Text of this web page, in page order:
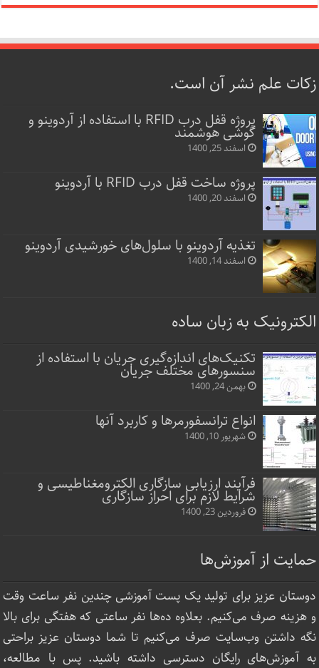
زکات علم نشر آن است.
پروژه قفل‌ درب RFID با استفاده از آردوینو و
گوشی هوشمند
اسفند 25, 1400
پروژه ساخت قفل‌ درب RFID با آردوینو
اسفند 20, 1400
تغذیه آردوینو با سلول‌های خورشیدی آردوینو
اسفند 14, 1400
الکترونیک به زبان ساده
تکنیک‌های اندازه‌گیری جریان با استفاده از
سنسورهای مختلف جریان
بهمن 24, 1400
انواع ترانسفورمرها و کاربرد آنها
شهریور 10, 1400
فرآیند ارزیابی سازگاری الکترومغناطیسی و
شرایط لازم برای احراز سازگاری
فروردین 23, 1400
حمایت از آموزش‌ها
دوستان عزیز برای تولید یک پست آموزشی چندین نفر ساعت‌ وقت
و هزینه صرف می‌کنیم. بعلاوه ده‌ها نفر ساعتی که هفتگی برای بالا
نگه داشتن وب‌سایت صرف ‌می‌کنیم تا شما دوستان عزیز براحتی
به آموزش‌های رایگان دسترسی داشته باشید. پس با مطالعه،